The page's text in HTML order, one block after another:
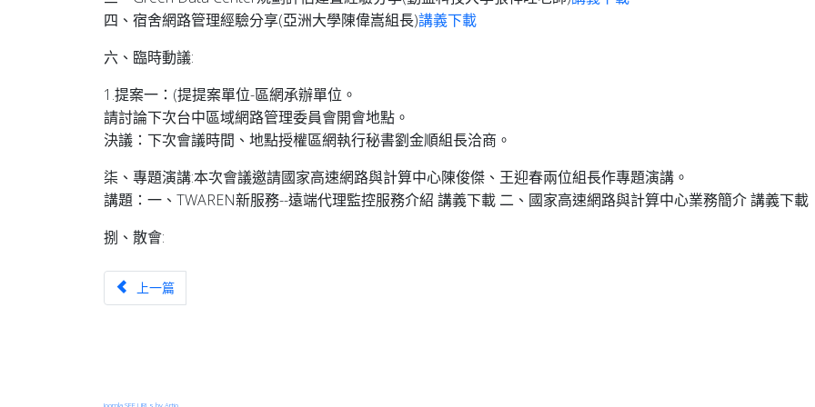
四、宿舍網路管理經驗分享(亞洲大學陳偉嵩組長)講義下載
六、臨時動議:
1.提案一：(提提案單位-區網承辦單位。
請討論下次台中區域網路管理委員會開會地點。
決議：下次會議時間、地點授權區網執行秘書劉金順組長洽商。
柒、專題演講:本次會議邀請國家高速網路與計算中心陳俊傑、王迎春兩位組長作專題演講。
講題：一、TWAREN新服務--遠端代理監控服務介紹 講義下載 二、國家高速網路與計算中心業務簡介 講義下載
捌、散會:
上一篇文章：管理委員會第三十六次會議
上一篇
Joomla SEF URLs by Artio